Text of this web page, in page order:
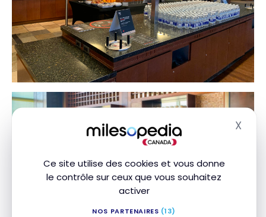
Ce site utilise des cookies et vous donne
le contrôle sur ceux que vous souhaitez
activer
NOS PARTENAIRES (13)
X